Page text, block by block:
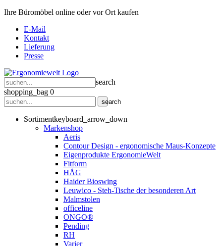
Ihre Büromöbel online oder vor Ort kaufen
E-Mail
Kontakt
Lieferung
Presse
search
shopping_bag 0
search
Sortimentkeyboard_arrow_down
Markenshop
Aeris
Contour Design - ergonomische Maus-Konzepte
Eigenprodukte ErgonomieWelt
Fitform
HÅG
Haider Bioswing
Leuwico - Steh-Tische der besonderen Art
Malmstolen
officeline
ONGO®
Pending
RH
Varier